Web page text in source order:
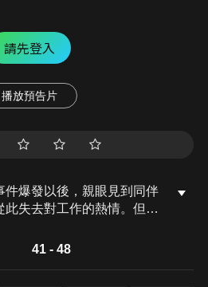
請先登入
播放預告片
件爆發以後，親眼見到同伴
失去對工作的熱情。但因
從背後推了他一把，讓他變
41 - 48